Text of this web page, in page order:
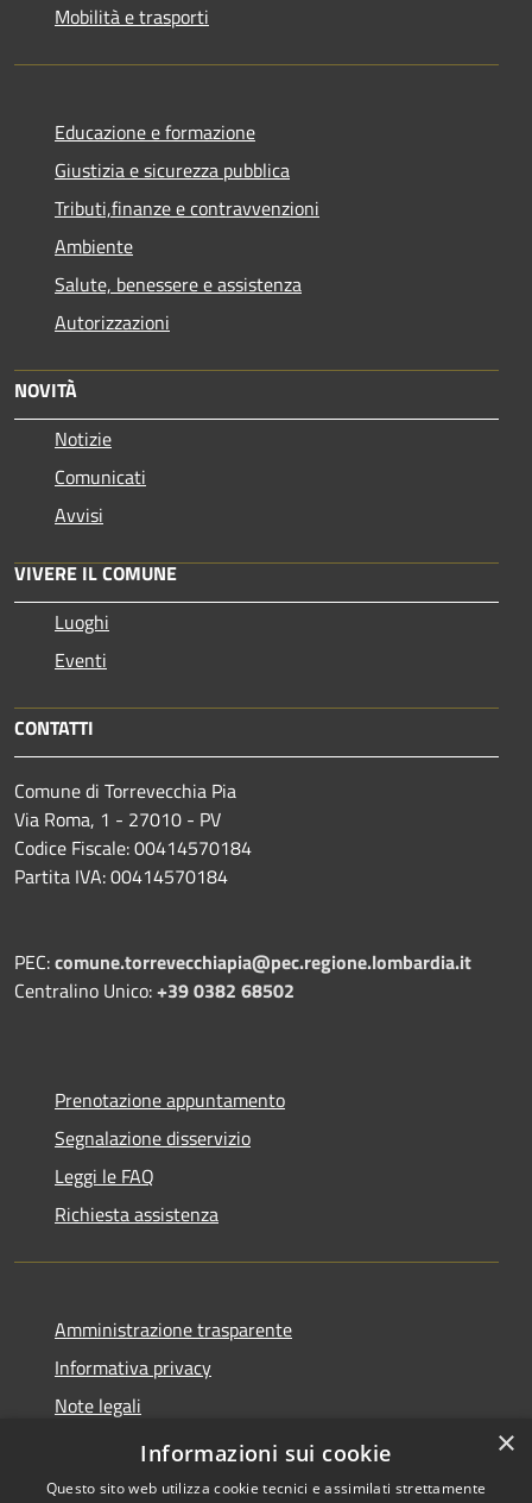
Mobilità e trasporti
Educazione e formazione
Giustizia e sicurezza pubblica
Tributi,finanze e contravvenzioni
Ambiente
Salute, benessere e assistenza
Autorizzazioni
NOVITÀ
Notizie
Comunicati
Avvisi
VIVERE IL COMUNE
Luoghi
Eventi
CONTATTI
Comune di Torrevecchia Pia
Via Roma, 1 - 27010 - PV
Codice Fiscale: 00414570184
Partita IVA: 00414570184
PEC:comune.torrevecchiapia@pec.regione.lombardia.it
Centralino Unico:+39 0382 68502
Prenotazione appuntamento
Segnalazione disservizio
Leggi le FAQ
Richiesta assistenza
Amministrazione trasparente
Informativa privacy
Note legali
Dichiarazione di accessibilità
×
Informazioni sui cookie
Questo sito web utilizza cookie tecnici e assimilati strettamente